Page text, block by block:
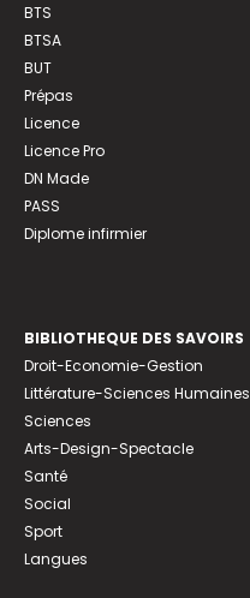
BTS
BTSA
BUT
Prépas
Licence
Licence Pro
DN Made
PASS
Diplome infirmier
BIBLIOTHEQUE DES SAVOIRS
Droit-Economie-Gestion
Littérature-Sciences Humaines
Sciences
Arts-Design-Spectacle
Santé
Social
Sport
Langues